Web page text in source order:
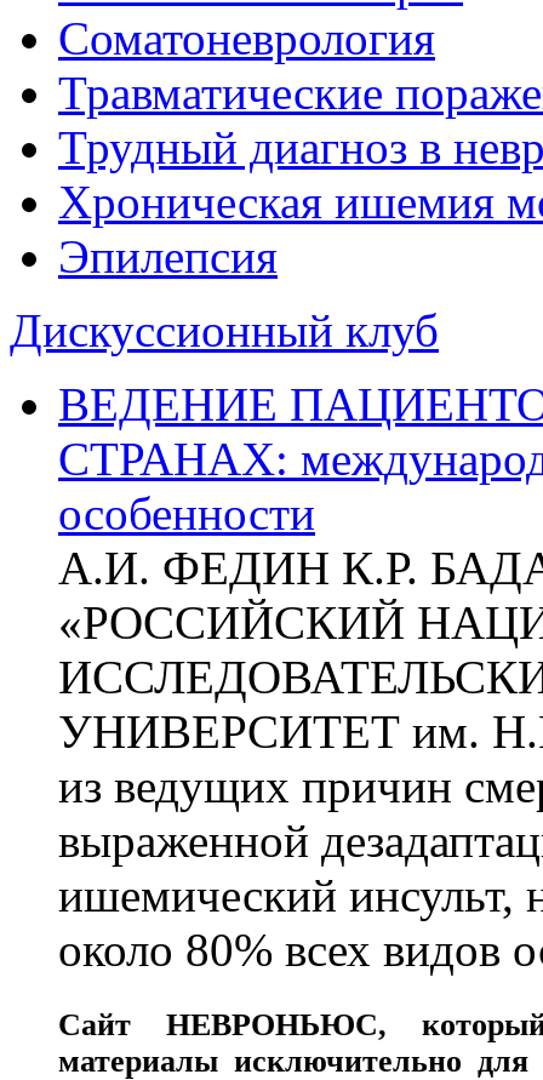
Соматоневрология
Травматические
Трудный диагноз в
Хроническая ишемия
Эпилепсия
Дискуссионный клуб
ВЕДЕНИЕ
СТРАНАХ:
особенности
А.И. ФЕДИН К.Р.
«РОССИЙСКИЙ
УНИВЕРСИТЕТ им.
из ведущих причин
выраженной
ишемический инсульт,
около 80% всех видов
СайтНЕВРОНЬЮС,
материалы исключительно для